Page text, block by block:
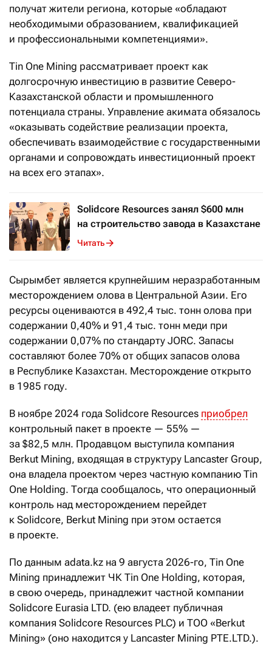
получат жители региона, которые «обладают
необходимыми образованием, квалификацией
и профессиональными компетенциями».
Tin One Mining рассматривает проект как
долгосрочную инвестицию в развитие Северо-
Казахстанской области и промышленного
потенциала страны. Управление акимата обязалось
«оказывать содействие реализации проекта,
обеспечивать взаимодействие с государственными
органами и сопровождать инвестиционный проект
на всех его этапах».
Solidcore Resources занял $600 млн
на строительство завода в Казахстане
Читать
Сырымбет является крупнейшим неразработанным
месторождением олова в Центральной Азии. Его
ресурсы оцениваются в 492,4 тыс. тонн олова при
содержании 0,40% и 91,4 тыс. тонн меди при
содержании 0,07% по стандарту JORC. Запасы
составляют более 70% от общих запасов олова
в Республике Казахстан. Месторождение открыто
в 1985 году.
В ноябре 2024 года Solidcore Resources приобрел
контрольный пакет в проекте — 55% —
за $82,5 млн. Продавцом выступила компания
Berkut Mining, входящая в структуру Lancaster Group,
она владела проектом через частную компанию Tin
One Holding. Тогда сообщалось, что операционный
контроль над месторождением перейдет
к Solidcore, Berkut Mining при этом остается
в проекте.
По данным adata.kz на 9 августа 2026-го, Tin One
Mining принадлежит ЧК Tin One Holding, которая,
в свою очередь, принадлежит частной компании
Solidcore Eurasia LTD. (ею владеет публичная
компания Solidcore Resources PLC) и ТОО «Berkut
Mining» (оно находится у Lancaster Mining PTE.LTD.).